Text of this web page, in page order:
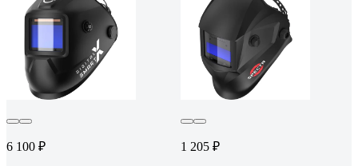
6 100 ₽ 1 205 ₽